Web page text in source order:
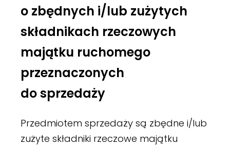
o zbędnych i/lub zużytych
składnikach rzeczowych
majątku ruchomego
przeznaczonych
do sprzedaży
Przedmiotem sprzedaży są zbędne i/lub
zużyte składniki rzeczowe majątku